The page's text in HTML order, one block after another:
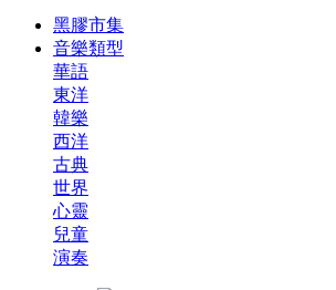
黑膠市集
音樂類型
華語
東洋
韓樂
西洋
古典
世界
心靈
兒童
演奏